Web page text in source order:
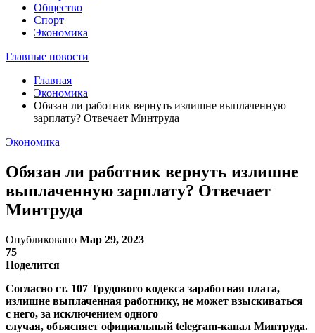
Общество
Спорт
Экономика
Главные новости
Главная
Экономика
Обязан ли работник вернуть излишне выплаченную
зарплату? Отвечает Минтруда
Экономика
Обязан ли работник вернуть излишне
выплаченную зарплату? Отвечает
Минтруда
Опубликовано Мар 29, 2023
75
Поделится
Согласно ст. 107 Трудового кодекса заработная плата,
излишне выплаченная работнику, не может взыскиваться
с него, за исключением одного
случая, объясняет официальный telegram-канал Минтруда.